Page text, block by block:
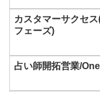
し
て
だ
カスタマーサクセ
フェーズ)
占い師開拓営業/